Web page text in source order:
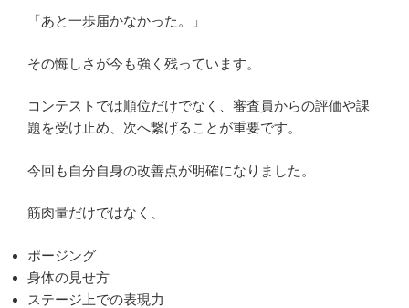
「あと一歩届かなかった。」
その悔しさが今も強く残っています。
コンテストでは順位だけでなく、審査員からの評価や課
題を受け止め、次へ繋げることが重要です。
今回も自分自身の改善点が明確になりました。
筋肉量だけではなく、
ポージング
身体の見せ方
ステージ上での表現力